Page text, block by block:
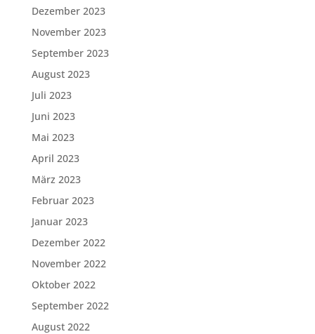
Dezember 2023
November 2023
September 2023
August 2023
Juli 2023
Juni 2023
Mai 2023
April 2023
März 2023
Februar 2023
Januar 2023
Dezember 2022
November 2022
Oktober 2022
September 2022
August 2022